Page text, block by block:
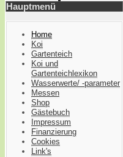
Hauptmenü
Home
Koi
Gartenteich
Koi und
Gartenteichlexikon
Wasserwerte/ -parameter
Messen
Shop
Gästebuch
Impressum
Finanzierung
Cookies
Link's